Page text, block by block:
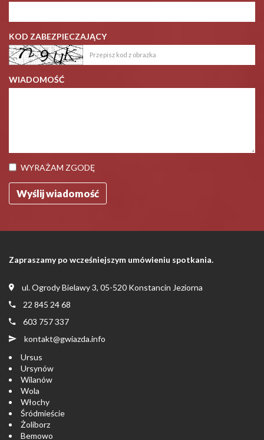
KOD ZABEZPIECZAJĄCY
WIADOMOŚĆ
WYRAŻAM ZGODĘ
Zapraszamy po wcześniejszym umówieniu spotkania.
ul. Ogrody Bielawy 3, 05-520 Konstancin Jeziorna
22 845 24 68
603 757 337
kontakt@gwiazda.info
Ursus
Ursynów
Wilanów
Wola
Włochy
Śródmieście
Żoliborz
Bemowo